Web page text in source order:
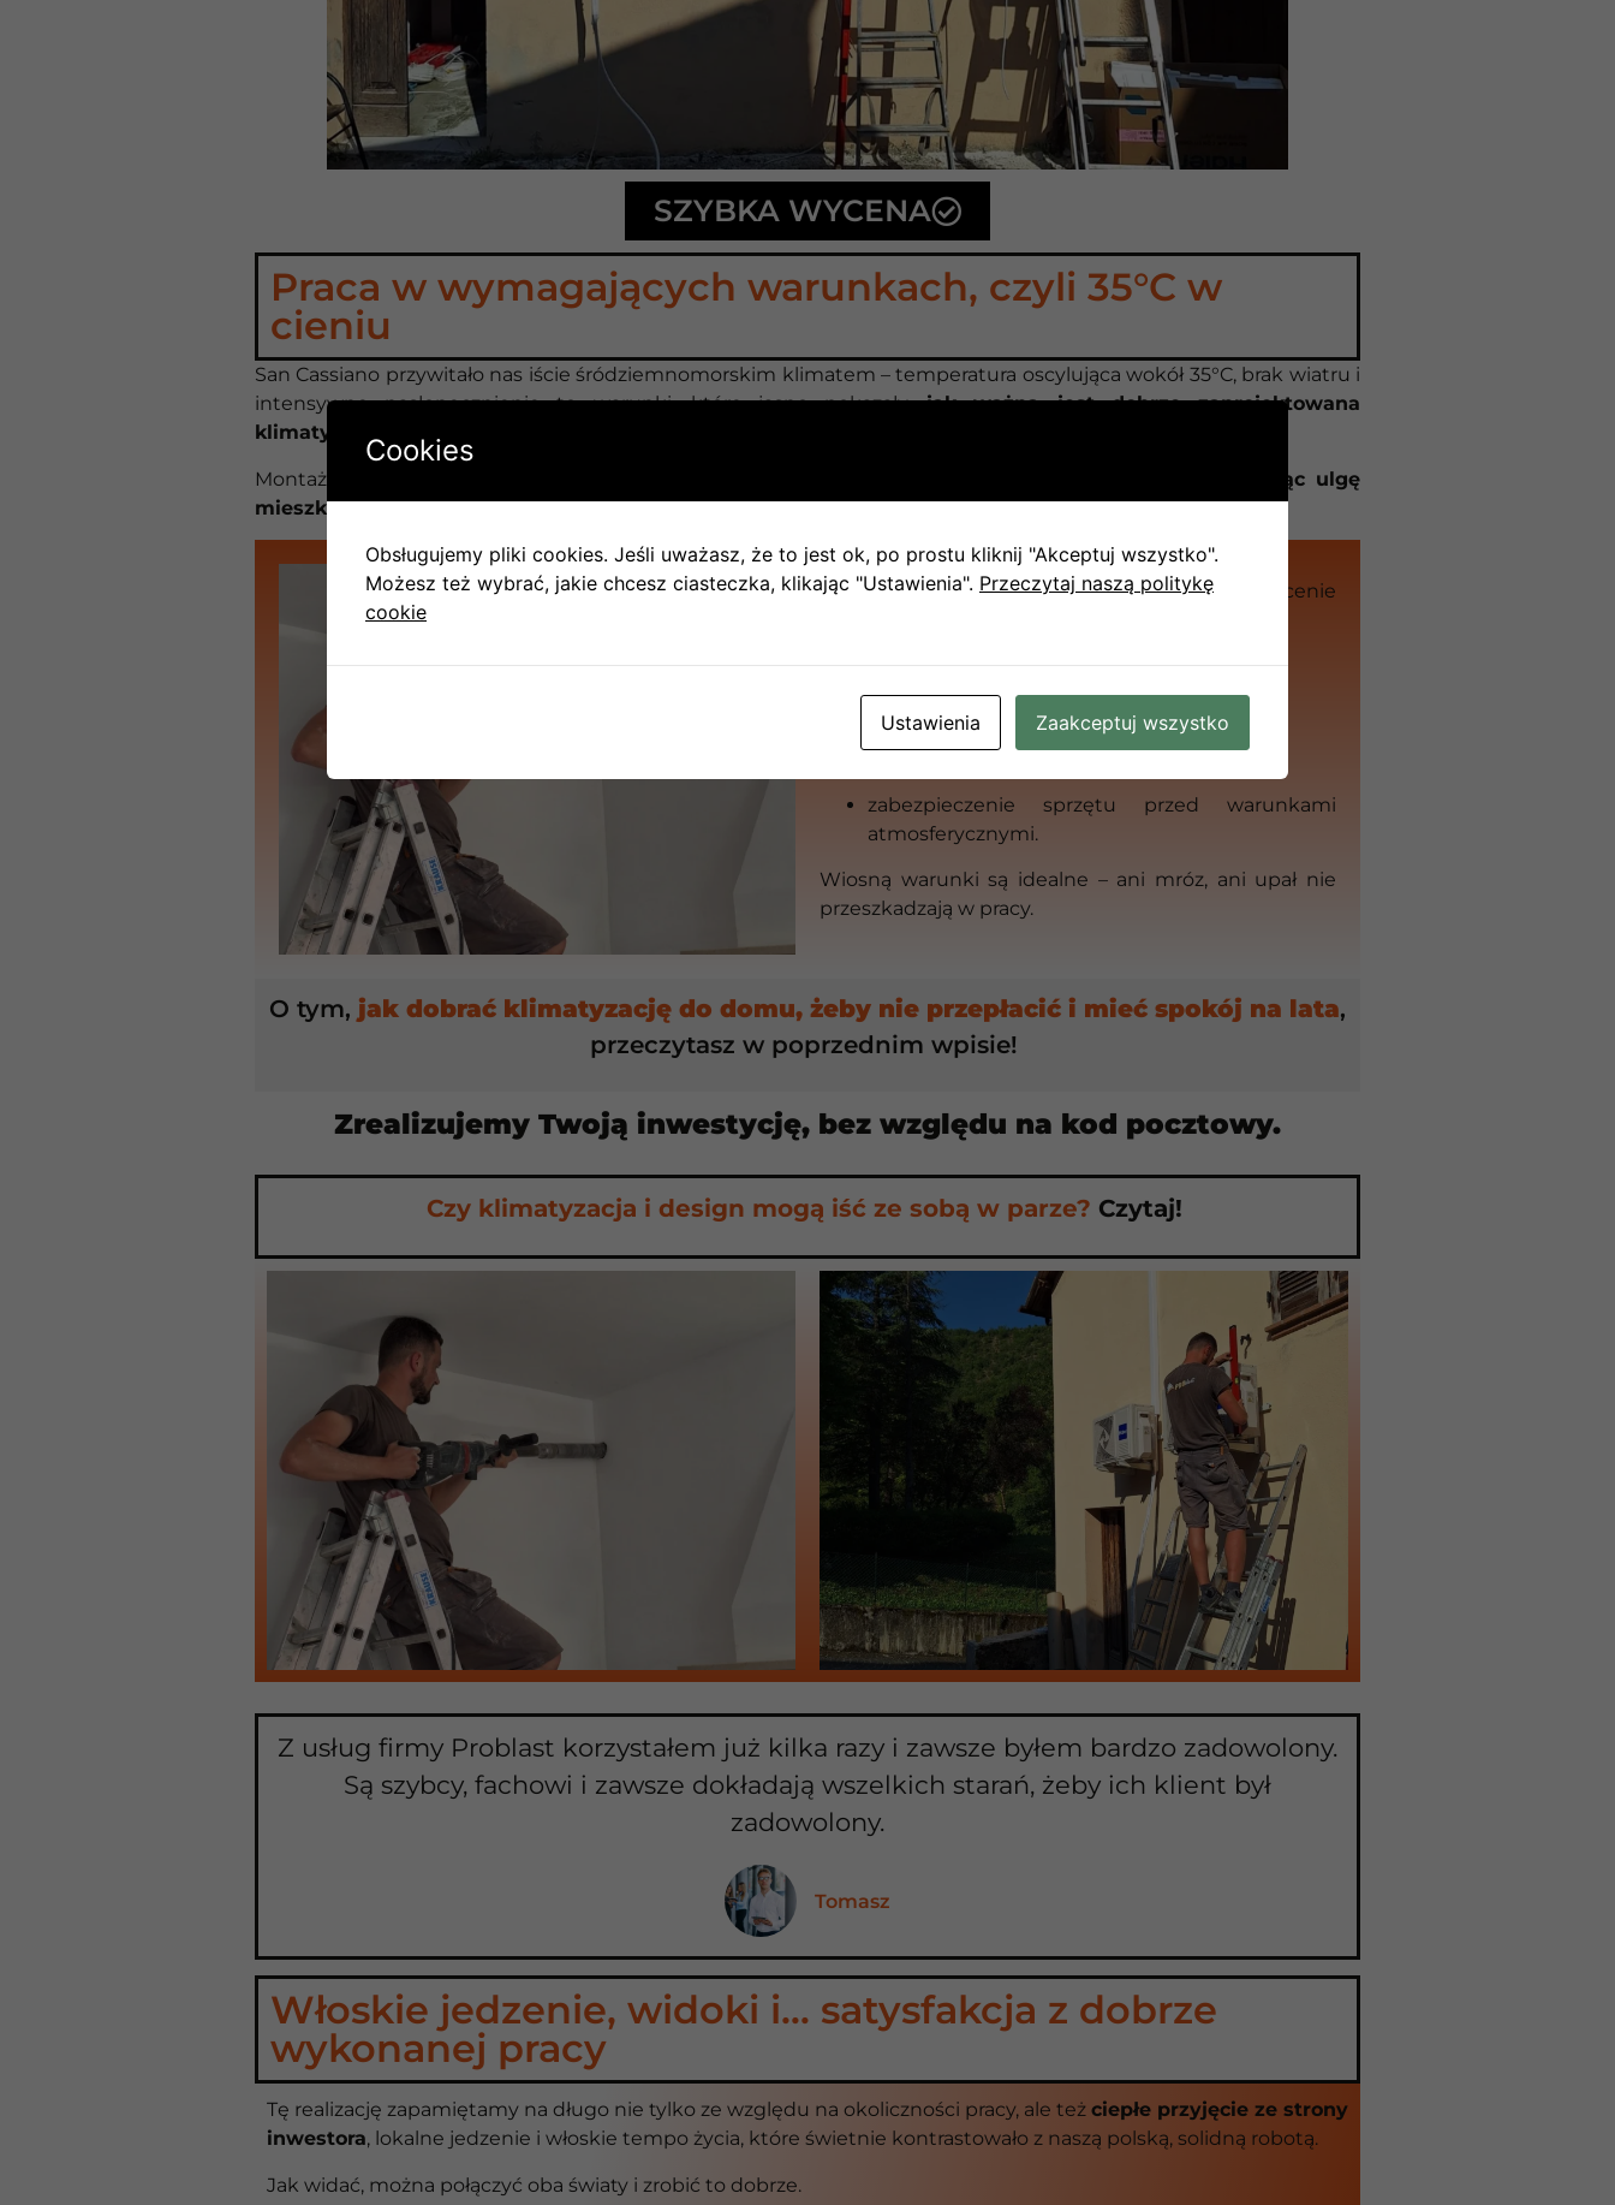
SZYBKA WYCENA
Praca w wymagających warunkach, czyli 35°C w
cieniu
San Cassiano przywitało nas iście śródziemnomorskim klimatem – temperatura oscylująca wokół 35°C, brak wiatru i
intensywne nasłonecznienie to warunki, które jasno pokazały,jak ważna jest dobrze zaprojektowana
klimatyzacja
Montaż przebiegł sprawnie, a system od razu po uruchomieniu zaczął pełnić swoją funkcję,
przynosząc ulgę
mieszkańcom i inwestorom.
Montaż klimatyzacjito nie tylko przykręcenie
wybór odpowiedniego miejsca montażu,
przeprowadzenie instalacji chłodniczej,
zabezpieczenie sprzętu przed warunkami
atmosferycznymi.
Wiosną warunki są idealne – ani mróz, ani upał nie
przeszkadzają w pracy.
O tym, jak dobrać klimatyzację do domu, żeby nie przepłacić i mieć spokój na lata,
przeczytasz w poprzednim wpisie!
Zrealizujemy Twoją inwestycję, bez względu na kod pocztowy.
Czy klimatyzacja i design mogą iść ze sobą w parze? Czytaj!
Z usług firmy Problast korzystałem już kilka razy i zawsze byłem bardzo zadowolony.
Są szybcy, fachowi i zawsze dokładają wszelkich starań, żeby ich klient był
zadowolony.
Tomasz
Włoskie jedzenie, widoki i… satysfakcja z dobrze
wykonanej pracy
Tę realizację zapamiętamy na długo nie tylko ze względu na okoliczności pracy, ale też ciepłe przyjęcie ze strony
inwestora, lokalne jedzenie i włoskie tempo życia, które świetnie kontrastowało z naszą polską, solidną robotą.
Jak widać, można połączyć oba światy i zrobić to dobrze.
Cookies
Obsługujemy pliki cookies. Jeśli uważasz, że to jest ok, po prostu kliknij "Akceptuj wszystko".
Możesz też wybrać, jakie chcesz ciasteczka, klikając "Ustawienia". Przeczytaj naszą politykę
cookie
Ustawienia Zaakceptuj wszystko